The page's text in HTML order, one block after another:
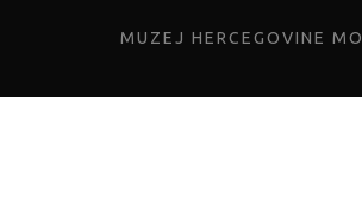
MUZEJ HERCEGOVINE